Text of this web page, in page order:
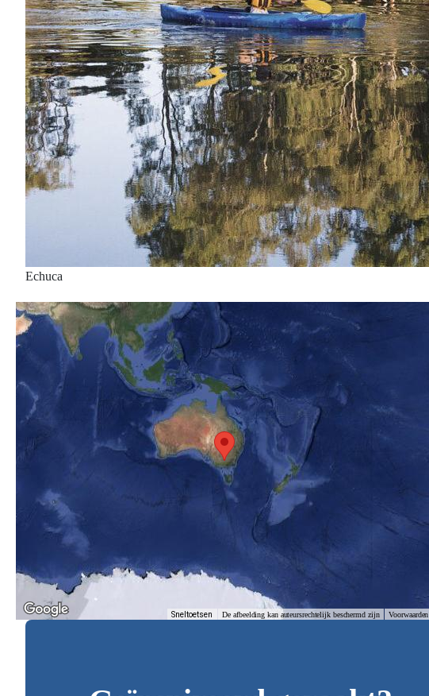
Echuca
Sneltoetsen De afbeelding kan auteursrechtelijk beschermd zijn Voorwaarden